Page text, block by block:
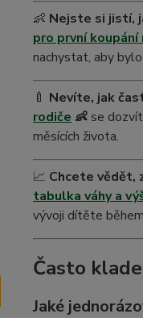
👶 Nejste si jistí,
pro první koupání
nachystat, aby
🍼 Nevíte, jak
rodiče 👶se
měsících života.
📈 Chcete vědět,
tabulka váhy a
vývoji dítěte
Často
Jaké